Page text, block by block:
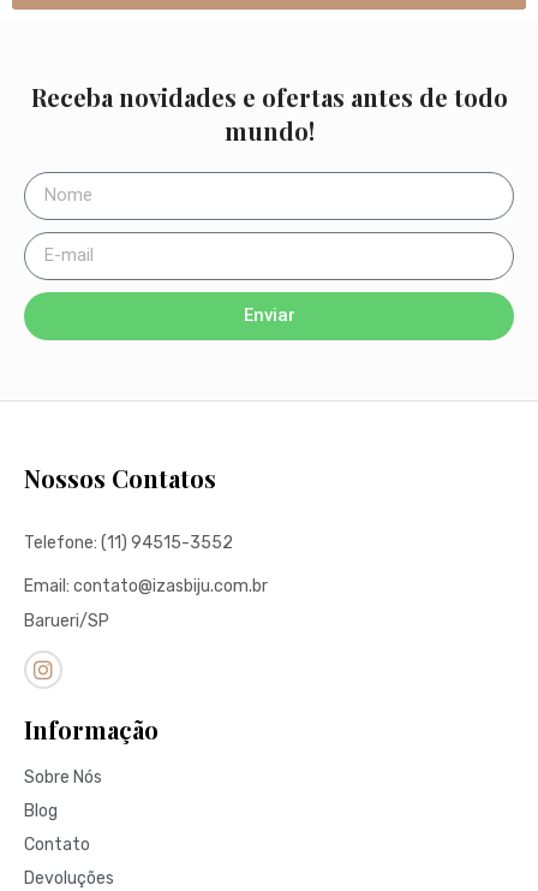
Receba novidades e ofertas antes de todo
mundo!
Enviar
Nossos Contatos
Telefone: (11) 94515-3552
Email: contato@izasbiju.com.br
Barueri/SP
Informação
Sobre Nós
Blog
Contato
Devoluções